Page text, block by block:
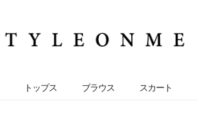
トップス ブラウス スカート